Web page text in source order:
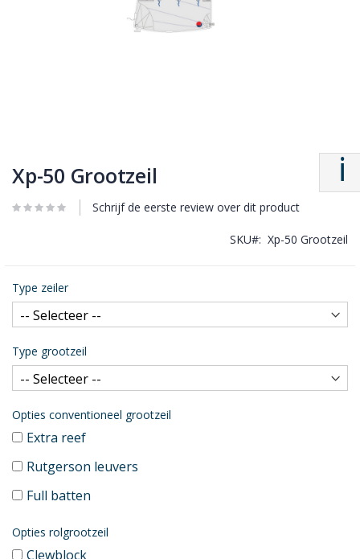
Xp-50 Grootzeil
Schrijf de eerste review over dit product
SKU Xp-50 Grootzeil
Type zeiler
Type grootzeil
Opties conventioneel grootzeil
Extra reef
Rutgerson leuvers
Full batten
Opties rolgrootzeil
Clewblock